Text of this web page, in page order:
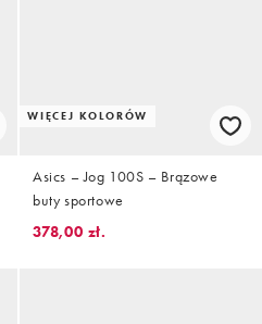
WIĘCEJ KOLORÓW
Asics – Jog 100S – Brązowe
buty sportowe
378,00 zł.